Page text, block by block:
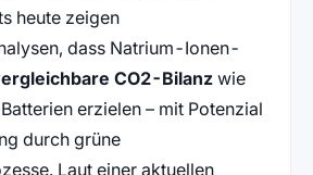
heute zeigen
dass Natrium-Ionen-
CO2-Bilanzwie
erzielen – mit Potenzial
durch grüne
Laut einer aktuellen